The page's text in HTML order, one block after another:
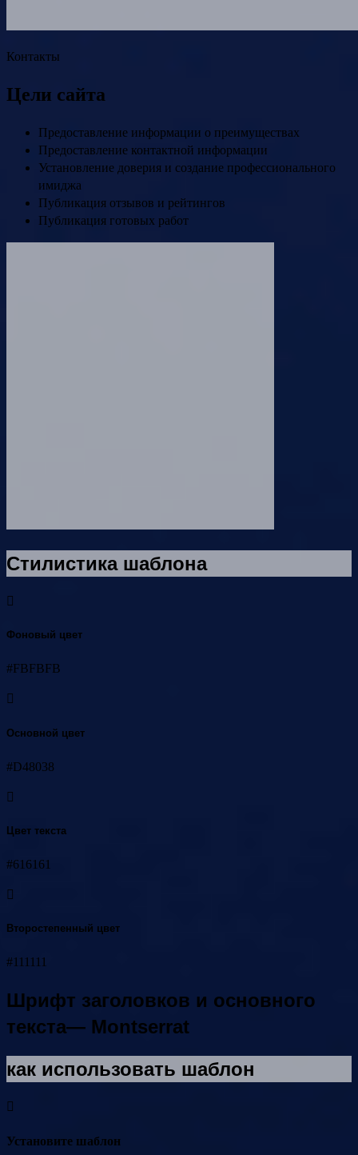
Контакты
Цели сайта
Предоставление информации о преимуществах
Предоставление контактной информации
Установление доверия и создание профессионального
имиджа
Публикация отзывов и рейтингов
Публикация готовых работ
Стилистика шаблона
Фоновый цвет
#FBFBFB
Основной цвет
#D48038
Цвет текста
#616161
Второстепенный цвет
#111111
Шрифт заголовков и основного
текста— Montserrat
как использовать шаблон
Установите шаблон